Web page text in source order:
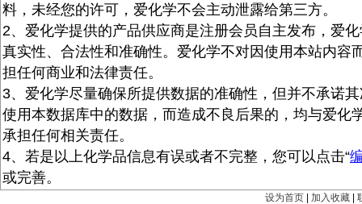
料，未经您的许可，爱化学不会主动泄露给第三方。
2、爱化学提供的产品供应商是注册会员自主发布，爱
真实性、合法性和准确性。爱化学不对因使用本站内容
担任何商业和法律责任。
3、爱化学尽量确保所提供数据的准确性，但并不承诺
使用本数据库中的数据，而造成不良后果的，均与爱化
承担任何相关责任。
4、若是以上化学品信息有误或者不完整，您可以点击“
或完善。
设为首页 加入收藏